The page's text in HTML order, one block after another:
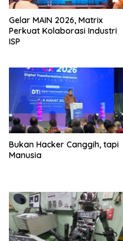
Gelar MAIN 2026, Matrix
Perkuat Kolaborasi Industri
ISP
Bukan Hacker Canggih, tapi
Manusia